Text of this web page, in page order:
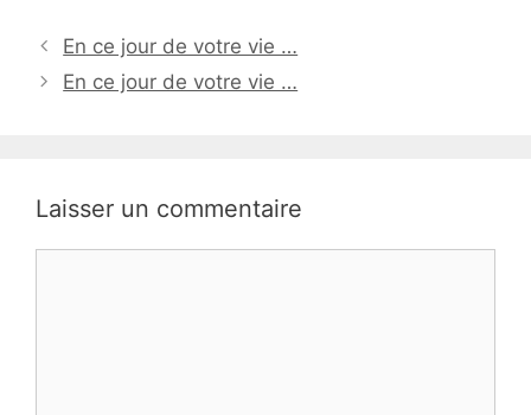
En ce jour de votre vie …
En ce jour de votre vie …
Laisser un commentaire